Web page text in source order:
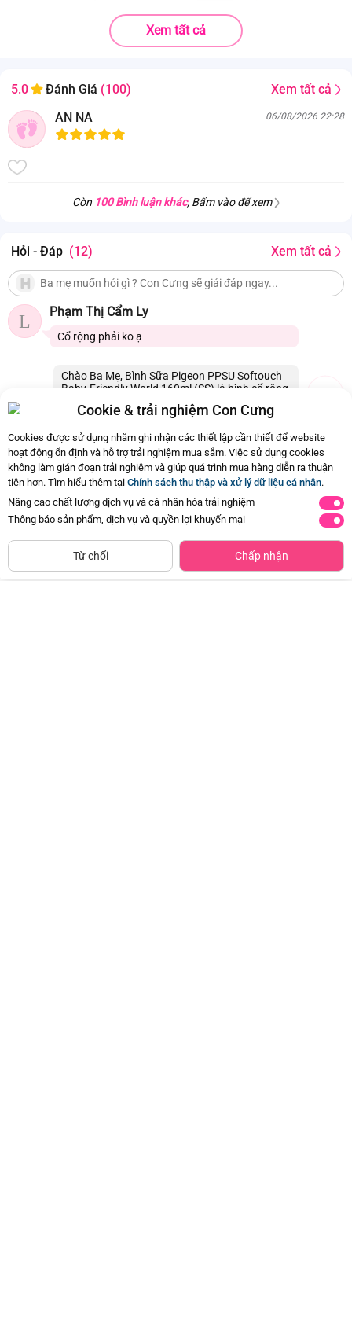
Xem tất cả
5.0 Đánh Giá (100)
Xem tất cả
AN NA
06/08/2026 22:28
Còn 100 Bình luận khác, Bấm vào để xem
Hỏi - Đáp (12) Xem tất cả
L Phạm Thị Cẩm Ly
Cổ rộng phải ko ạ
Chào Ba Mẹ, Bình Sữa Pigeon PPSU Softouch
Baby-Friendly World 160ml (SS) là bình cổ rộng
ạ. Xin thông tin đến Ba Mẹ
1
Còn12 Hỏi - Đáp khác, Bấm vào để xem
NGỪNG KINH DOANH
Cookie & trải nghiệm Con Cưng
Cookies được sử dụng nhằm ghi nhận các thiết lập cần thiết để website
hoạt động ổn định và hỗ trợ trải nghiệm mua sắm. Việc sử dụng cookies
không làm gián đoạn trải nghiệm và giúp quá trình mua hàng diễn ra thuận
tiện hơn. Tìm hiểu thêm tại Chính sách thu thập và xử lý dữ liệu cá nhân.
Nâng cao chất lượng dịch vụ và cá nhân hóa trải nghiệm
Thông báo sản phẩm, dịch vụ và quyền lợi khuyến mại
Từ chối Chấp nhận